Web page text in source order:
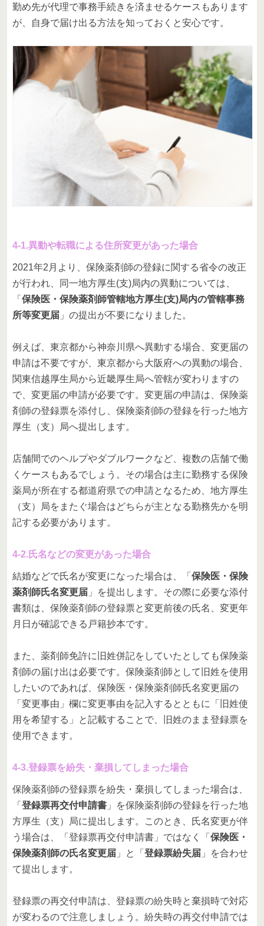
勤め先が代理で事務手続きを済ませるケースもあります
が、自身で届け出る方法を知っておくと安心です。
4-1.異動や転職による住所変更があった場合
2021年2月より、保険薬剤師の登録に関する省令の改正
が行われ、同一地方厚生(支)局内の異動については、
「 保険医・保険薬剤師管轄地方厚生(支)局内の管轄事務
所等変更届 」の提出が不要になりました。
例えば、東京都から神奈川県へ異動する場合、変更届の
申請は不要ですが、東京都から大阪府への異動の場合、
関東信越厚生局から近畿厚生局へ管轄が変わりますの
で、変更届の申請が必要です。変更届の申請は、保険薬
剤師の登録票を添付し、保険薬剤師の登録を行った地方
厚生（支）局へ提出します。
店舗間でのヘルプやダブルワークなど、複数の店舗で働
くケースもあるでしょう。その場合は主に勤務する保険
薬局が所在する都道府県での申請となるため、地方厚生
（支）局をまたぐ場合はどちらが主となる勤務先かを明
記する必要があります。
4-2.氏名などの変更があった場合
結婚などで氏名が変更になった場合は、「 保険医・保険
薬剤師氏名変更届 」を提出します。その際に必要な添付
書類は、保険薬剤師の登録票と変更前後の氏名、変更年
月日が確認できる戸籍抄本です。
また、薬剤師免許に旧姓併記をしていたとしても保険薬
剤師の届け出は必要です。保険薬剤師として旧姓を使用
したいのであれば、保険医・保険薬剤師氏名変更届の
「変更事由」欄に変更事由を記入するとともに「旧姓使
用を希望する」と記載することで、旧姓のまま登録票を
使用できます。
4-3.登録票を紛失・棄損してしまった場合
保険薬剤師の登録票を紛失・棄損してしまった場合は、
「 登録票再交付申請書 」を保険薬剤師の登録を行った地
方厚生（支）局に提出します。このとき、氏名変更が伴
う場合は、「登録票再交付申請書」ではなく「 保険医・
保険薬剤師の氏名変更届 」と「 登録票紛失届 」を合わせ
て提出します。
登録票の再交付申請は、登録票の紛失時と棄損時で対応
が変わるので注意しましょう。紛失時の再交付申請では